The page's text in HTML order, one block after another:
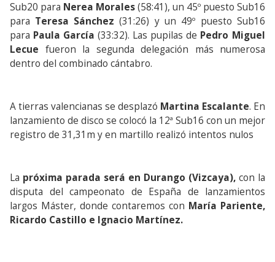
Sub20 para Nerea Morales(58:41), un 45º puesto Sub16
para Teresa Sánchez (31:26) y un 49º puesto Sub16
para Paula García (33:32). Las pupilas de Pedro Miguel
Lecue fueron la segunda delegación más numerosa
dentro del combinado cántabro.
A tierras valencianas se desplazó Martina Escalante. En
lanzamiento de disco se colocó la 12ª Sub16 con un mejor
registro de 31,31m y en martillo realizó intentos nulos
La próxima parada será en Durango (Vizcaya), con la
disputa del campeonato de España de lanzamientos
largos Máster, donde contaremos con María Pariente,
Ricardo Castillo e Ignacio Martínez.